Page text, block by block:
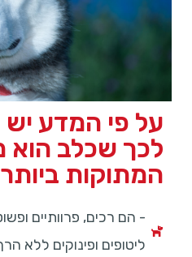
על פי המדע
לכך שכלב הוא
המתוקות
- הם רכים, פרוותיים
ליטופים ופינוקים ללא